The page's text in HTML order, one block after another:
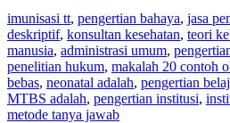
imunisasi tt, pengertian bahaya, jasa
deskriptif, konsultan kesehatan, teori
manusia, administrasi umum,
penelitian hukum, makalah 20 contoh
bebas, neonatal adalah, pengertian
MTBS adalah, pengertian institusi,
metode tanya jawab